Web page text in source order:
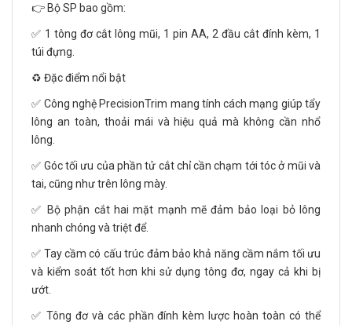
👉 Bộ SP bao gồm:
✅ 1 tông đơ cắt lông mũi, 1 pin AA, 2 đầu cắt đính kèm, 1
túi đựng.
♻️ Đặc điểm nổi bật
✅ Công nghệ PrecisionTrim mang tính cách mạng giúp tẩy
lông an toàn, thoải mái và hiệu quả mà không cần nhổ
lông.
✅ Góc tối ưu của phần tử cắt chỉ cần chạm tới tóc ở mũi và
tai, cũng như trên lông mày.
✅ Bộ phận cắt hai mặt mạnh mẽ đảm bảo loại bỏ lông
nhanh chóng và triệt để.
✅ Tay cầm có cấu trúc đảm bảo khả năng cầm nắm tối ưu
và kiểm soát tốt hơn khi sử dụng tông đơ, ngay cả khi bị
ướt.
✅ Tông đơ và các phần đính kèm lược hoàn toàn có thể